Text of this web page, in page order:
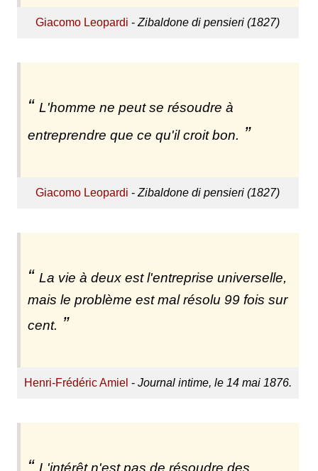
Giacomo Leopardi -Zibaldone di pensieri (1827)
L'homme ne peut se résoudre à
entreprendre que ce qu'il croit bon.
Giacomo Leopardi -Zibaldone di pensieri (1827)
La vie à deux est l'entreprise universelle,
mais le problème est mal résolu 99 fois sur
cent.
Henri-Frédéric Amiel - Journal intime, le 14 mai 1876.
L'intérêt n'est pas de résoudre des